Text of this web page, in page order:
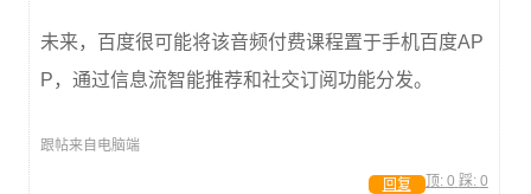
未来，百度很可能将该音频付费课程置于手机百度AP
P，通过信息流智能推荐和社交订阅功能分发。
跟帖来自电脑端
顶: 0 踩: 0
回复